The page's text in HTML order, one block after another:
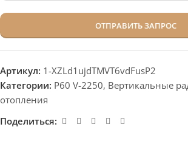
Артикул: 1-XZLd1ujdTMVT6vdFusP2
Категории: P60 V-2250, Вертикальные
отопления
Поделиться: